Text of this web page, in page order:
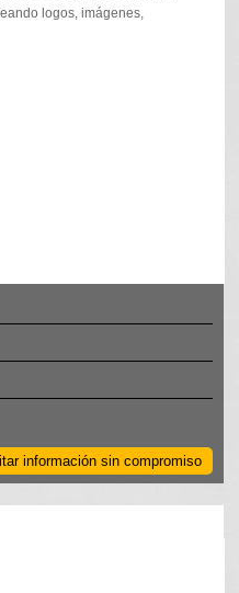
logos, imágenes,
información sin compromiso